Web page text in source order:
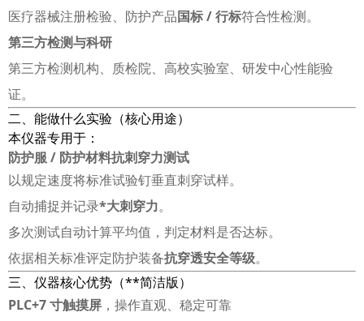
医疗器械注册检验、防护产品国标 / 行标符合性检测。
第三方检测与科研
第三方检测机构、质检院、高校实验室、研发中心性能验
证。
二、能做什么实验（核心用途）
本仪器专用于：
防护服 / 防护材料抗刺穿力测试
以规定速度将标准试验钉垂直刺穿试样。
自动捕捉并记录*大刺穿力。
多次测试自动计算平均值，判定材料是否达标。
依据相关标准评定防护装备抗穿透安全等级。
三、仪器核心优势（**简洁版）
PLC+7 寸触摸屏 ，操作直观、稳定可靠